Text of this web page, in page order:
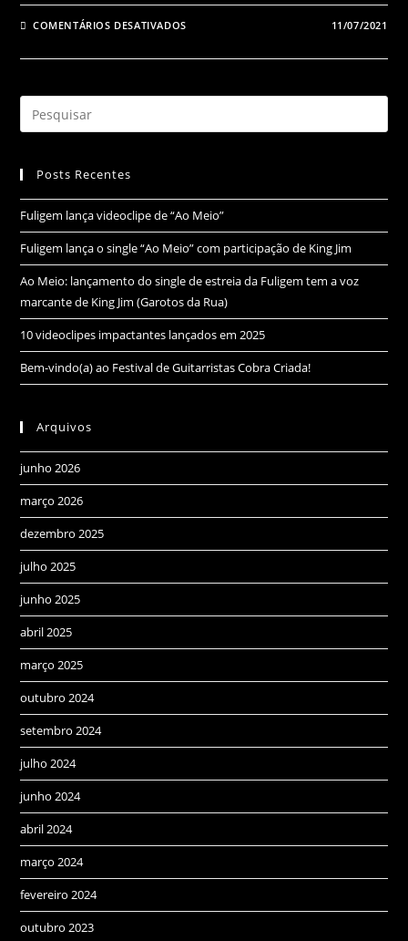
COMENTÁRIOS DESATIVADOS 11/07/2021
Posts Recentes
Fuligem lança videoclipe de “Ao Meio”
Fuligem lança o single “Ao Meio” com participação de King Jim
Ao Meio: lançamento do single de estreia da Fuligem tem a voz
marcante de King Jim (Garotos da Rua)
10 videoclipes impactantes lançados em 2025
Bem-vindo(a) ao Festival de Guitarristas Cobra Criada!
Arquivos
junho 2026
março 2026
dezembro 2025
julho 2025
junho 2025
abril 2025
março 2025
outubro 2024
setembro 2024
julho 2024
junho 2024
abril 2024
março 2024
fevereiro 2024
outubro 2023